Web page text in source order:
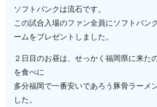
ソフトバンクは流石です。
この試合入場のファン全員にソフトバン
ームをプレゼントしました。
２日目のお昼は、せっかく福岡県に来た
を食べに
多分福岡で一番安いであろう豚骨ラーメ
した。